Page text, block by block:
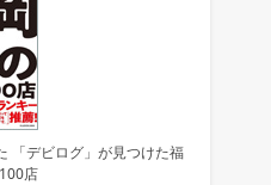
「デビログ」が見つけた福
店